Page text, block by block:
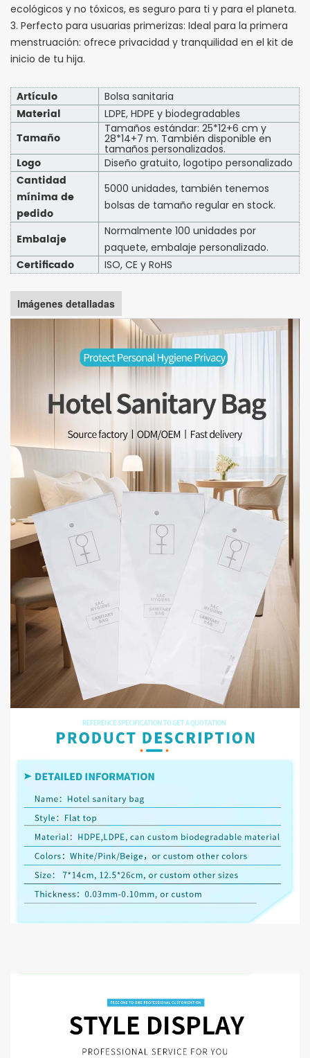
ecológicos y no tóxicos, es seguro para ti y para el planeta.
3. Perfecto para usuarias primerizas: Ideal para la primera
menstruación: ofrece privacidad y tranquilidad en el kit de
inicio de tu hija.
Artículo Bolsa sanitaria
Material LDPE, HDPE y biodegradables
Tamaño
Tamaños estándar: 25*12+6 cm y
28*14+7 m. También disponible en
tamaños personalizados.
Logo Diseño gratuito, logotipo personalizado
Cantidad
mínima de
pedido
5000 unidades, también tenemos
bolsas de tamaño regular en stock.
Embalaje
Normalmente 100 unidades por
paquete, embalaje personalizado.
Certificado ISO, CE y RoHS
Imágenes detalladas